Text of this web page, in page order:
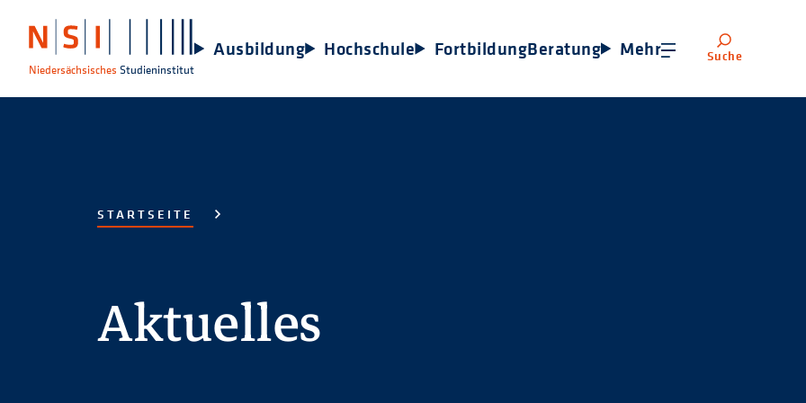
Niedersächsisches Studieninstitut
Ausbildung Hochschule FortbildungBeratung Mehr Suche
STARTSEITE
Aktuelles